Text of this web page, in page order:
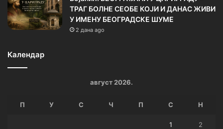
ТРАГ БОЛНЕ СЕОБЕ КОЈИ И ДАНАС ЖИВИ
У ИМЕНУ БЕОГРАДСКЕ ШУМЕ
2 дана ago
Календар
август 2026.
П У С Ч П С Н
1 2